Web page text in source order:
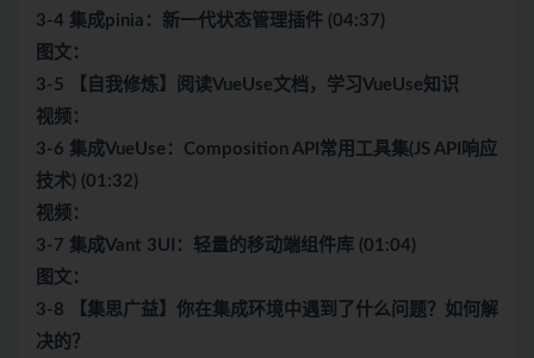
3-4 集成pinia：新一代状态管理插件 (04:37)
图文：
3-5 【自我修炼】阅读VueUse文档，学习VueUse知识
视频：
3-6 集成VueUse：Composition API常用工具集(JS API响应
技术) (01:32)
视频：
3-7 集成Vant 3UI：轻量的 移动端组件库 (01:04)
图文：
3-8 【集思广益】你在集成环境中遇到了什么问题？如何解
决的？